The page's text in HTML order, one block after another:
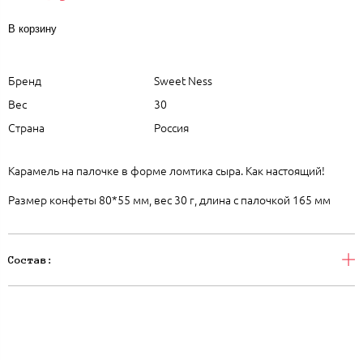
В корзину
Бренд
Sweet Ness
Вес
30
Страна
Россия
Карамель на палочке в форме ломтика сыра. Как настоящий!
Размер конфеты 80*55 мм, вес 30 г, длина с палочкой 165 мм
Состав: